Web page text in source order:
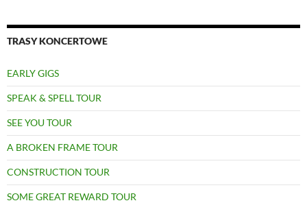
TRASY KONCERTOWE
EARLY GIGS
SPEAK & SPELL TOUR
SEE YOU TOUR
A BROKEN FRAME TOUR
CONSTRUCTION TOUR
SOME GREAT REWARD TOUR